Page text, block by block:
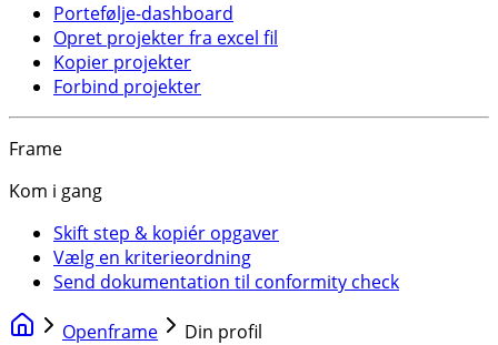
Portefølje-dashboard
Opret projekter fra excel fil
Kopier projekter
Forbind projekter
Frame
Kom i gang
Skift step & kopiér opgaver
Vælg en kriterieordning
Send dokumentation til conformity check
Openframe Din profil